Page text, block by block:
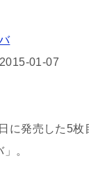
01-07
に発売した5枚
。